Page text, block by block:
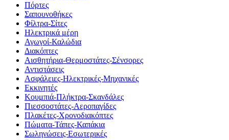
Πόρτες
Σαπουνοθήκες
Φίλτρα-Σίτες
Ηλεκτρικά μέρη
Αγωγοί-Καλώδια
Διακόπτες
Αισθητήρια-Θερμοστάτες-Σένσορες
Αντιστάσεις
Ασφάλειες-Ηλεκτρικές-Μηχανικές
Εκκινητές
Κουμπιά-Πλήκτρα-Σκανδάλες
Πιεσσοστάτες-Αεροπαγίδες
Πλακέτες-Χρονοδιακόπτες
Πώματα-Τάπες-Καπάκια
Σωληνώσεις-Εσωτερικές